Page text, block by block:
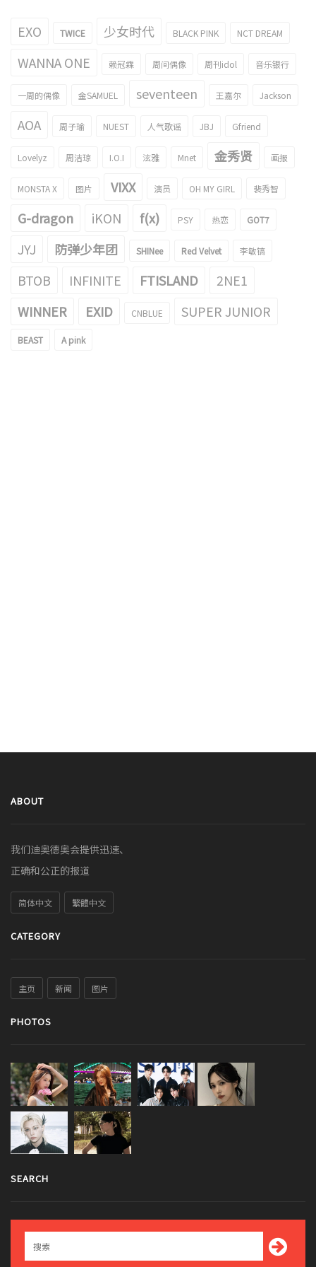
EXO TWICE 少女时代 BLACK PINK NCT DREAM
WANNA ONE 赖冠霖 周间偶像 周刊idol 音乐银行
一周的偶像 金SAMUEL seventeen 王嘉尔 Jackson
AOA 周子瑜 NUEST 人气歌谣 JBJ Gfriend
Lovelyz 周洁琼 I.O.I 泫雅 Mnet 金秀贤 画报
MONSTA X 图片 VIXX 演员 OH MY GIRL 裴秀智
G-dragon iKON f(x) PSY 热恋 GOT7
JYJ 防弹少年团 SHINee Red Velvet 李敏镐
BTOB INFINITE FTISLAND
2NE1
WINNER
EXID CNBLUE SUPER JUNIOR
BEAST A pink
ABOUT
我们迪奥德奥会提供迅速、
正确和公正的报道
简体中文 繁體中文
CATEGORY
主页 新闻 图片
PHOTOS
SEARCH